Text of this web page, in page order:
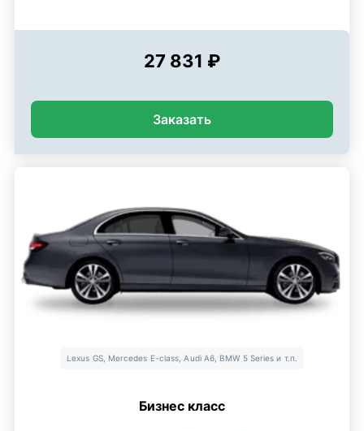
27 831 ₽
Заказать
Lexus GS, Mercedes E-class, Audi A6, BMW 5 Series и т.п.
Бизнес класс